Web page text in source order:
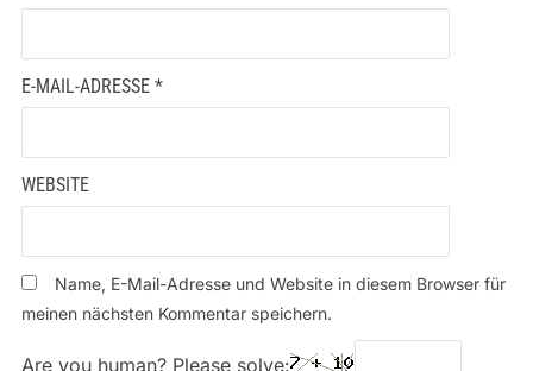
E-MAIL-ADRESSE *
WEBSITE
Name, E-Mail-Adresse und Website in diesem Browser für
meinen nächsten Kommentar speichern.
Are you human? Please solve: